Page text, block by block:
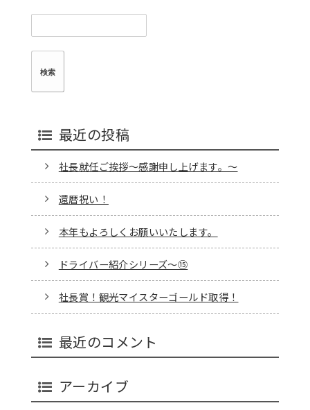
索:
最近の投稿
社長就任ご挨拶～感謝申し上げます。～
還暦祝い！
本年もよろしくお願いいたします。
ドライバー紹介シリーズ～⑮
社長賞！観光マイスターゴールド取得！
最近のコメント
アーカイブ